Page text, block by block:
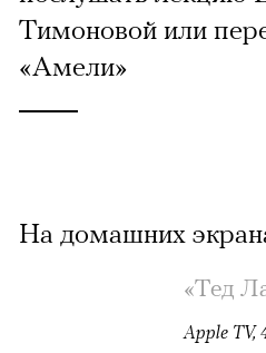
Тимоновой или
«Амели»
На домашних
«Тед
Apple TV,